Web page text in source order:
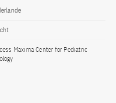
Maxima Center for Pediatric